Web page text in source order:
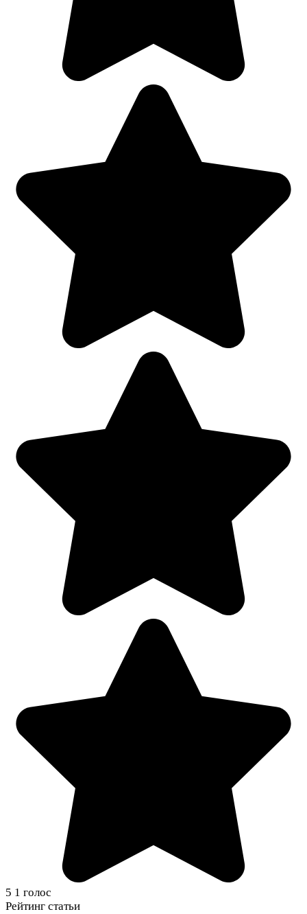
5 1 голос
Рейтинг статьи